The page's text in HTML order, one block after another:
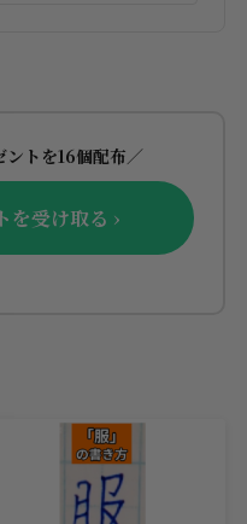
トを16個配布／
を受け取る ›